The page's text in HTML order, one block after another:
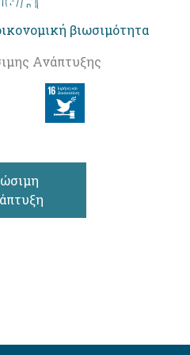
βιωσιμότητα
Ανάπτυξης